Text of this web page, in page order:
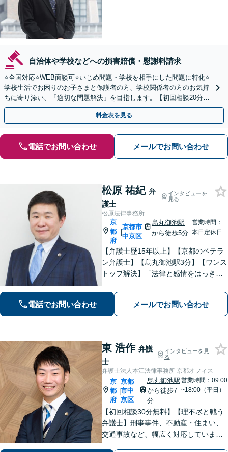
自治体や学校などへの損害賠償・慰謝料請求
⭐️全国対応⭐️WEB面談可⭐️いじめ問題・学校を相手にした問題に特化⭐️
学校生活でお困りのお子さまと保護者の方、学校関係者の方のお気持
ちに寄り添い、「適切な問題解決」を目指します。【初回相談20分無
料】
料金表を見る
電話でお問い合わせ メールでお問い合わせ
松原 祐紀 弁
護士
インタビューを
見る
松原法律事務所
京
都
府
|
京都市
中京区
烏丸御池駅
から徒歩5分
営業時間：
本日定休日
【弁護士歴15年以上】【京都のベテラ
ン弁護士】【烏丸御池駅3分】【ワンス
トップ解決】「法律と感情をはっきり
問題、新型コロナが原因の借金、不動
産問題なども幅広く対応【女性弁護士
も在籍】【初回相談30分無料】
電話でお問い合わせ メールでお問い合わせ
東 浩作 弁護
士
インタビューを見
る
弁護士法人本江法律事務所 京都オフィス
京
都
府
|
京都
市中
京区
烏丸御池駅
から徒歩7
分
営業時間：09:00
~18:00（平日）
【初回相談30分無料】【理不尽と戦う
弁護士】刑事事件、不動産・住まい、
交通事故など、幅広く対応していま